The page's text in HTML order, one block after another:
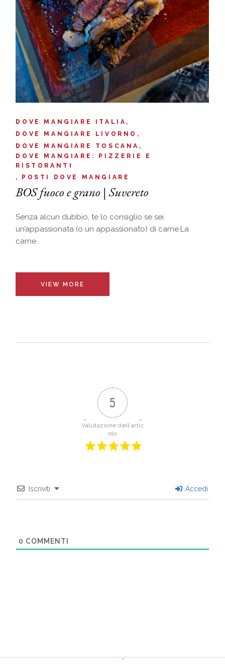
DOVE MANGIARE ITALIA
DOVE MANGIARE LIVORNO
DOVE MANGIARE TOSCANA
DOVE MANGIARE: PIZZERIE E
RISTORANTI
POSTI DOVE MANGIARE
BOS fuoco e grano | Suvereto
Senza alcun dubbio, te lo consiglio se sei
un’appassionata (o un appassionato) di carne.La
carne
VIEW MORE
5
Valutazione dell'artic
olo
Iscriviti Accedi
0 COMMENTI